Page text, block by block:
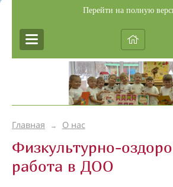
Перейти на полную
Главная → О нас
Физкультурно-
работа в ДОО